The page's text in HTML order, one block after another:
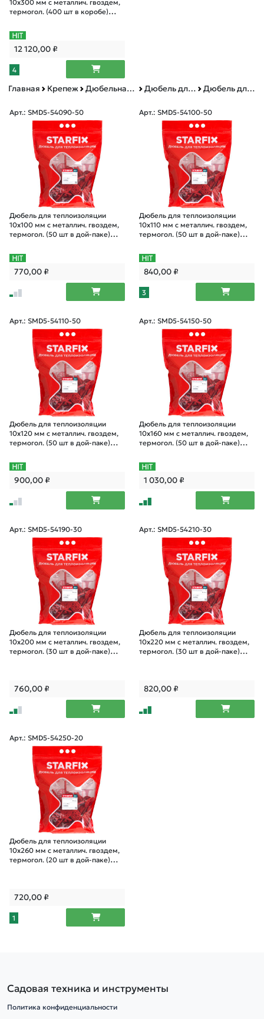
10х300 мм с металлич. гвоздем,
термогол. (400 шт в коробе)
12 120,00₽
4
Главная Крепеж Дюбельная техника Дюбель для теплоизоляции металлический гвоздь с термоголовкой Дюбель для теплоизоляции металлический гвоздь с термоголовкой дой-пак
Арт.: SMD5-54090-50
Дюбель для теплоизоляции
10х100 мм с металлич. гвоздем,
термогол. (50 шт в дой-паке)
770,00₽
Арт.: SMD5-54100-50
Дюбель для теплоизоляции
10х110 мм с металлич. гвоздем,
термогол. (50 шт в дой-паке)
840,00₽
3
Арт.: SMD5-54110-50
Дюбель для теплоизоляции
10х120 мм с металлич. гвоздем,
термогол. (50 шт в дой-паке)
900,00₽
Арт.: SMD5-54150-50
Дюбель для теплоизоляции
10х160 мм с металлич. гвоздем,
термогол. (50 шт в дой-паке)
1 030,00₽
Арт.: SMD5-54190-30
Дюбель для теплоизоляции
10х200 мм с металлич. гвоздем,
термогол. (30 шт в дой-паке)
760,00₽
Арт.: SMD5-54210-30
Дюбель для теплоизоляции
10х220 мм с металлич. гвоздем,
термогол. (30 шт в дой-паке)
820,00₽
Арт.: SMD5-54250-20
Дюбель для теплоизоляции
10х260 мм с металлич. гвоздем,
термогол. (20 шт в дой-паке)
720,00₽
1
Садовая техника и инструменты
Политика конфиденциальности